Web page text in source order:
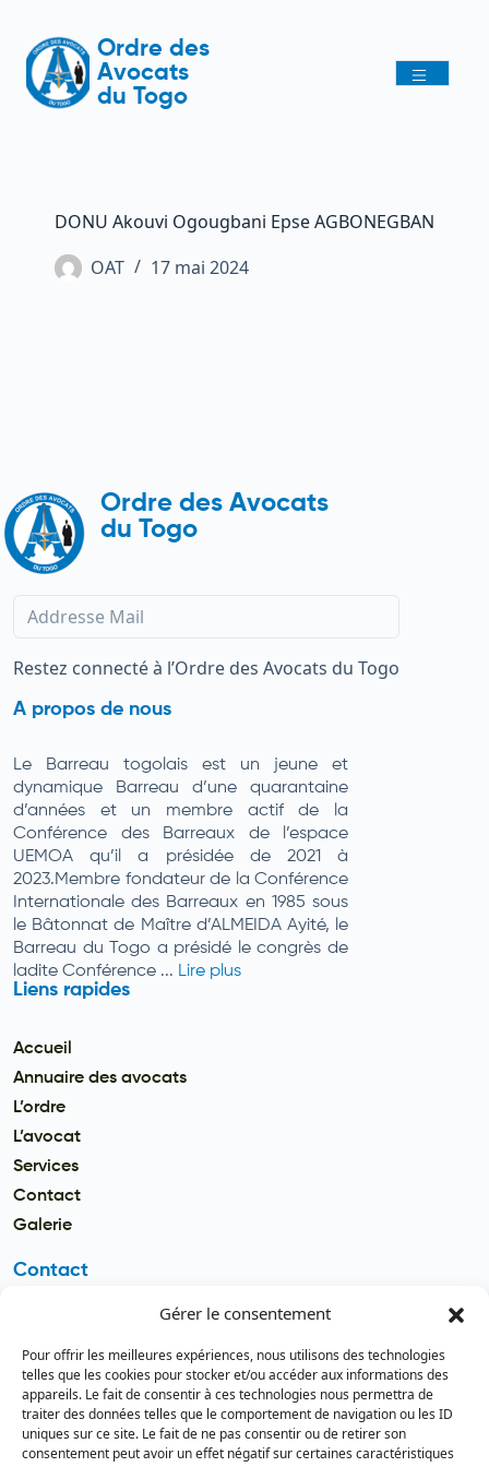
Gérer le consentement
Pour offrir les meilleures expériences, nous utilisons des technologies
telles que les cookies pour stocker et/ou accéder aux informations des
appareils. Le fait de consentir à ces technologies nous permettra de
traiter des données telles que le comportement de navigation ou les ID
uniques sur ce site. Le fait de ne pas consentir ou de retirer son
consentement peut avoir un effet négatif sur certaines caractéristiques
Ordre des
Avocats
du Togo
DONU Akouvi Ogougbani Epse AGBONEGBAN
OAT
17 mai 2024
Ordre des Avocats
du Togo
Restez connecté à l’Ordre des Avocats du Togo
A propos de nous
Le Barreau togolais est un jeune et
dynamique Barreau d’une quarantaine
d’années et un membre actif de la
Conférence des Barreaux de l’espace
UEMOA qu’il a présidée de 2021 à
2023.Membre fondateur de la Conférence
Internationale des Barreaux en 1985 sous
le Bâtonnat de Maître d’ALMEIDA Ayité, le
Barreau du Togo a présidé le congrès de
ladite Conférence ... Lire plus
Liens rapides
Accueil
Annuaire des avocats
L’ordre
L’avocat
Services
Contact
Galerie
Contact
secretariat.batonnier@barreau
dutogo.tg
Téléphone
(+228) 22 22 08 82 / 93 99 09 35
(+228) 22 21 67 52